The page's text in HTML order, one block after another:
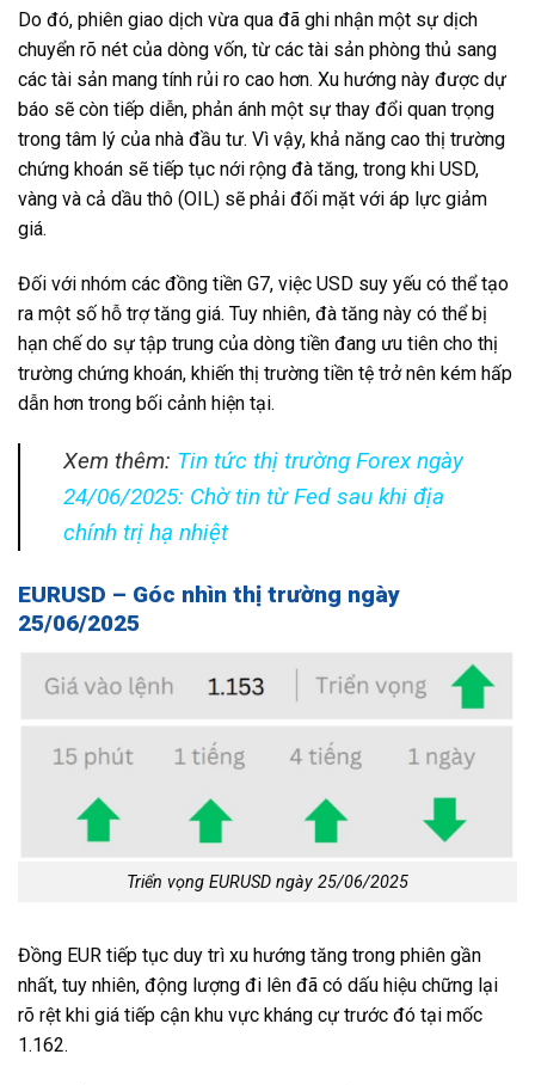
Do đó, phiên giao dịch vừa qua đã ghi nhận một sự dịch
chuyển rõ nét của dòng vốn, từ các tài sản phòng thủ sang
các tài sản mang tính rủi ro cao hơn. Xu hướng này được dự
báo sẽ còn tiếp diễn, phản ánh một sự thay đổi quan trọng
trong tâm lý của nhà đầu tư. Vì vậy, khả năng cao thị trường
chứng khoán sẽ tiếp tục nới rộng đà tăng, trong khi USD,
vàng và cả dầu thô (OIL) sẽ phải đối mặt với áp lực giảm
giá.
Đối với nhóm các đồng tiền G7, việc USD suy yếu có thể tạo
ra một số hỗ trợ tăng giá. Tuy nhiên, đà tăng này có thể bị
hạn chế do sự tập trung của dòng tiền đang ưu tiên cho thị
trường chứng khoán, khiến thị trường tiền tệ trở nên kém hấp
dẫn hơn trong bối cảnh hiện tại.
Xem thêm: Tin tức thị trường Forex ngày
24/06/2025: Chờ tin từ Fed sau khi địa
chính trị hạ nhiệt
EURUSD – Góc nhìn thị trường ngày
25/06/2025
Triển vọng EURUSD ngày 25/06/2025
Đồng EUR tiếp tục duy trì xu hướng tăng trong phiên gần
nhất, tuy nhiên, động lượng đi lên đã có dấu hiệu chững lại
rõ rệt khi giá tiếp cận khu vực kháng cự trước đó tại mốc
1.162.